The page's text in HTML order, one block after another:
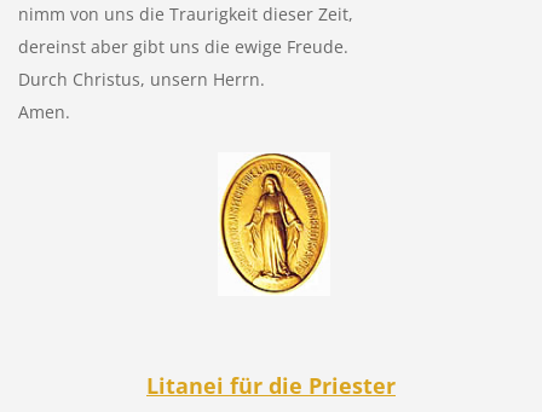
nimm von uns die Traurigkeit dieser Zeit,
dereinst aber gibt uns die ewige Freude.
Durch Christus, unsern Herrn.
Amen.
Litanei für die Priester